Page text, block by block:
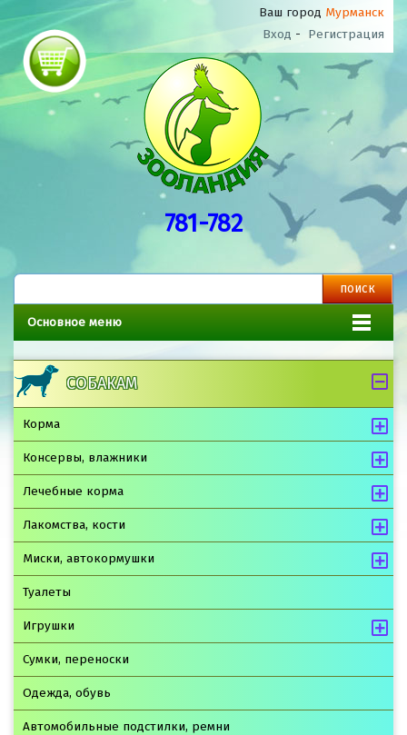
Ваш город Мурманск
Вход - Регистрация
781-782
Основное меню
СОБАКАМ
Корма
Консервы, влажники
Лечебные корма
Лакомства, кости
Миски, автокормушки
Туалеты
Игрушки
Сумки, переноски
Одежда, обувь
Автомобильные подстилки, ремни